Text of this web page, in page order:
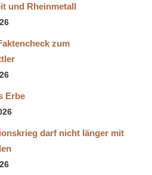
und Rheinmetall
zum
Erbe
darf nicht länger mit